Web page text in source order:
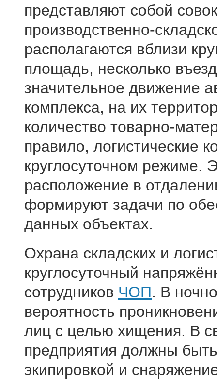
представляют собой
производственно-
располагаются вблизи
площадь, несколько
значительное движение
комплекса, на их
количество товарно-
правило, логистические
круглосуточном режиме.
расположение в
формируют задачи по
данных объектах.
Охрана складских и
круглосуточный
сотрудников ЧОП. В
вероятность
лиц с целью хищения. В
предприятия должны
экипировкой и